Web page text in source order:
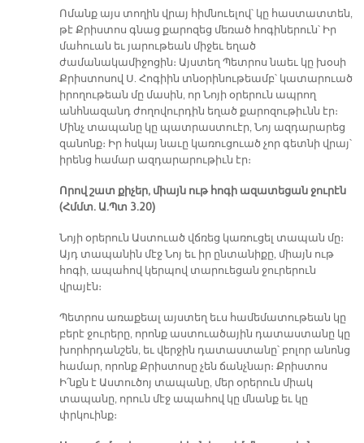
Ոմանք այս տողին վրայ հիմնուելով՝ կը հաստատտեն,
թէ Քրիստոս գնաց քարոզեց մեռած հոգիներուն՝ Իր
մահուան եւ յարութեան միջեւ եղած
ժամանակամիջոցին։ Այստեղ Պետրոս նաեւ կը խօսի
Քրիստոսով Ս. Հոգիին տնօրինութեամբ՝ կատարուած
իրողութեան մը մասին, որ Նոյի օրերուն ապրող
անհնազանդ ժողովուրդին եղած քարոզութիւնն էր։
Մինչ տապանը կը պատրաստուէր, Նոյ ազդարարեց
զանոնք։ Իր հսկայ նաւը կառուցուած չոր գետնի վրայ՝
իրենց համար ազդարարութիւն էր։
Որով շատ քիչեր, միայն ութ հոգի ազատեցան ջուրէն
(Հմմտ. Ա.Պտ 3.20)
Նոյի օրերուն Աստուած վճռեց կառուցել տապան մը։
Այդ տապանին մէջ Նոյ եւ իր ընտանիքը, միայն ութ
հոգի, ապահով կերպով տարուեցան ջուրերուն
վրայէն։
Պետրոս առաքեալ այստեղ եւս համեմատութեան կը
բերէ ջուրերը, որոնք աստուածային դատաստանը կը
խորհրդանշեն, եւ վերջին դատաստանը՝ բոլոր անոնց
համար, որոնք Քրիստոսը չեն ճանչնար։ Քրիստոս
Ի՛նքն է Աստուծոյ տապանը, մեր օրերուն միակ
տապանը, որուն մէջ ապահով կը մնանք եւ կը
փրկուինք։